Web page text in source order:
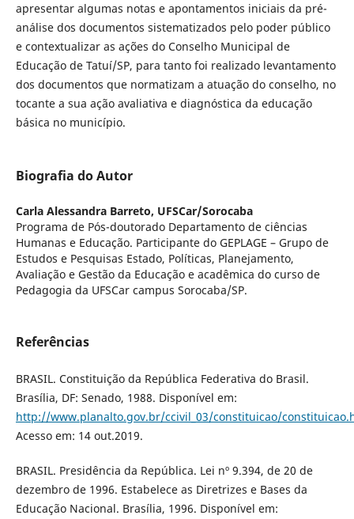
apresentar algumas notas e apontamentos iniciais da pré-
análise dos documentos sistematizados pelo poder público
e contextualizar as ações do Conselho Municipal de
Educação de Tatuí/SP, para tanto foi realizado levantamento
dos documentos que normatizam a atuação do conselho, no
tocante a sua ação avaliativa e diagnóstica da educação
básica no município.
Biografia do Autor
Carla Alessandra Barreto, UFSCar/Sorocaba
Programa de Pós-doutorado Departamento de ciências
Humanas e Educação. Participante do GEPLAGE – Grupo de
Estudos e Pesquisas Estado, Políticas, Planejamento,
Avaliação e Gestão da Educação e acadêmica do curso de
Pedagogia da UFSCar campus Sorocaba/SP.
Referências
BRASIL. Constituição da República Federativa do Brasil.
Brasília, DF: Senado, 1988. Disponível em:
http://www.planalto.gov.br/ccivil_03/constituicao/
Acesso em: 14 out.2019.
BRASIL. Presidência da República. Lei nº 9.394, de 20 de
dezembro de 1996. Estabelece as Diretrizes e Bases da
Educação Nacional. Brasília, 1996. Disponível em: